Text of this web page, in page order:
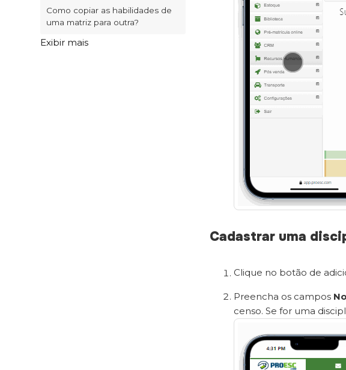
Como copiar as habilidades de
uma matriz para outra?
Exibir mais
Cadastrar uma
Clique no botão de
Preencha os campos
censo. Se for uma